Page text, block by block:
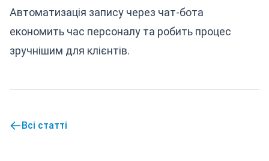
Автоматизація запису через чат-бота
економить час персоналу та робить процес
зручнішим для клієнтів.
Всі статті